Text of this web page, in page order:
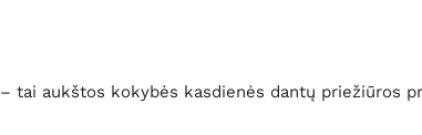
– tai aukštos kokybės kasdienės dantų priežiūros